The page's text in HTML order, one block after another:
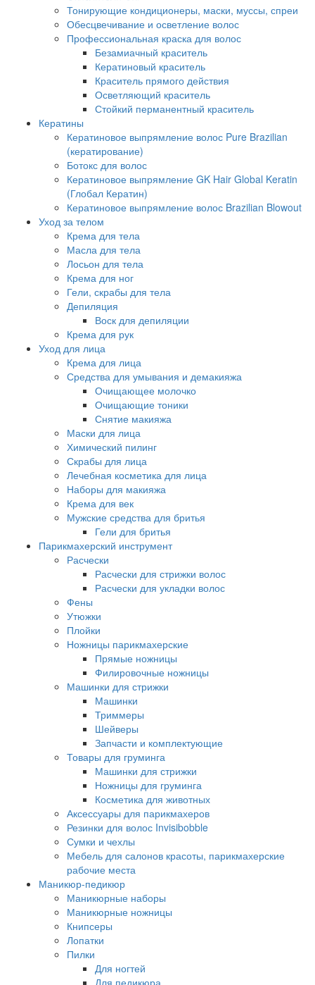
Тонирующие кондиционеры, маски, муссы, спреи
Обесцвечивание и осветление волос
Профессиональная краска для волос
Безамиачный краситель
Кератиновый краситель
Краситель прямого действия
Осветляющий краситель
Стойкий перманентный краситель
Кератины
Кератиновое выпрямление волос Pure Brazilian
(кератирование)
Ботокс для волос
Кератиновое выпрямление GK Hair Global Keratin
(Глобал Кератин)
Кератиновое выпрямление волос Brazilian Blowout
Уход за телом
Крема для тела
Масла для тела
Лосьон для тела
Крема для ног
Гели, скрабы для тела
Депиляция
Воск для депиляции
Крема для рук
Уход для лица
Крема для лица
Средства для умывания и демакияжа
Очищающее молочко
Очищающие тоники
Снятие макияжа
Маски для лица
Химический пилинг
Скрабы для лица
Лечебная косметика для лица
Наборы для макияжа
Крема для век
Мужские средства для бритья
Гели для бритья
Парикмахерский инструмент
Расчески
Расчески для стрижки волос
Расчески для укладки волос
Фены
Утюжки
Плойки
Ножницы парикмахерские
Прямые ножницы
Филировочные ножницы
Машинки для стрижки
Машинки
Триммеры
Шейверы
Запчасти и комплектующие
Товары для груминга
Машинки для стрижки
Ножницы для груминга
Косметика для животных
Аксессуары для парикмахеров
Резинки для волос Invisibobble
Сумки и чехлы
Мебель для салонов красоты, парикмахерские
рабочие места
Маникюр-педикюр
Маникюрные наборы
Маникюрные ножницы
Книпсеры
Лопатки
Пилки
Для ногтей
Для педикюра